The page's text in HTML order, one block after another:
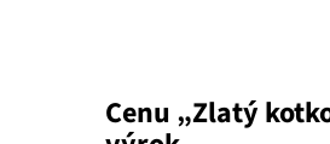
Cenu „Zlatý